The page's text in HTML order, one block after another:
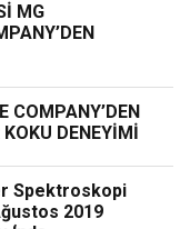
MG
COMPANY’DEN
KOKU DENEYİMİ
Spektroskopi
2019